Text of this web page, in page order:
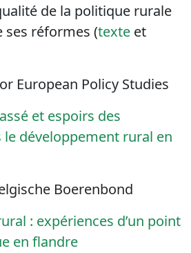
de la politique rurale
ses réformes (texte et
European Policy Studies
et espoirs des
développement rural en
Boerenbond
: expériences d’un point
en flandre